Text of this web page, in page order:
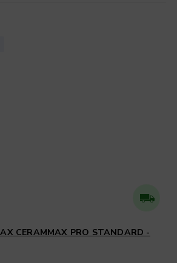
CERAMMAX PRO STANDARD -